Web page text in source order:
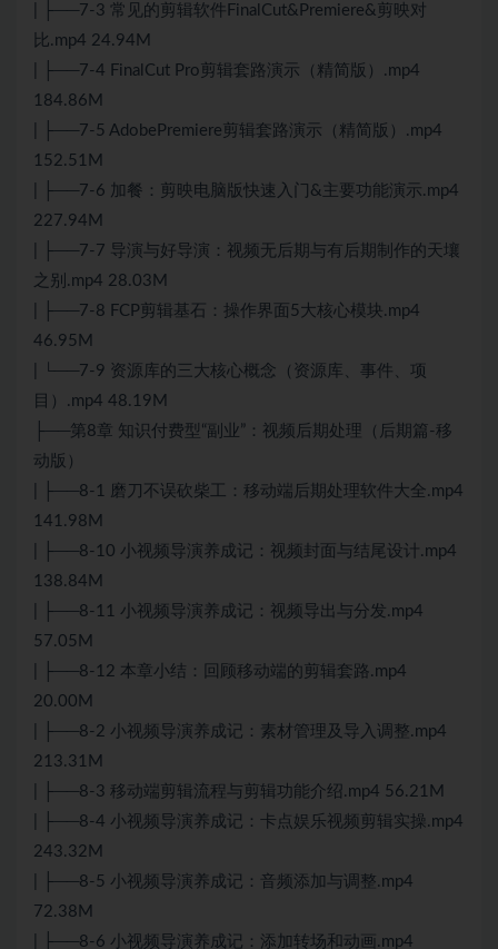
| ├──7-3 常见的剪辑软件FinalCut&Premiere&剪映对
比.mp4 24.94M
| ├──7-4 FinalCut Pro剪辑套路演示（精简版）.mp4
184.86M
| ├──7-5 AdobePremiere剪辑套路演示（精简版）.mp4
152.51M
| ├──7-6 加餐：剪映电脑版快速入门&主要功能演示.mp4
227.94M
| ├──7-7 导演与好导演：视频无后期与有后期制作的天壤
之别.mp4 28.03M
| ├──7-8 FCP剪辑基石：操作界面5大核心模块.mp4
46.95M
| └──7-9 资源库的三大核心概念（资源库、事件、项
目）.mp4 48.19M
├──第8章 知识付费型“副业”：视频后期处理（后期篇-移
动版）
| ├──8-1 磨刀不误砍柴工：移动端后期处理软件大全.mp4
141.98M
| ├──8-10 小视频导演养成记：视频封面与结尾设计.mp4
138.84M
| ├──8-11 小视频导演养成记：视频导出与分发.mp4
57.05M
| ├──8-12 本章小结：回顾移动端的剪辑套路.mp4
20.00M
| ├──8-2 小视频导演养成记：素材管理及导入调整.mp4
213.31M
| ├──8-3 移动端剪辑流程与剪辑功能介绍.mp4 56.21M
| ├──8-4 小视频导演养成记：卡点娱乐视频剪辑实操.mp4
243.32M
| ├──8-5 小视频导演养成记：音频添加与调整.mp4
72.38M
| ├──8-6 小视频导演养成记：添加转场和动画.mp4